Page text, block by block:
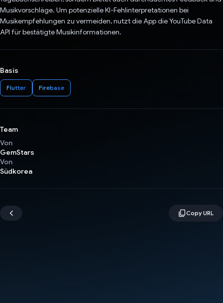
Musikvorschläge. Um potenzielle KI-Fehlinterpretationen bei
Musikempfehlungen zu vermeiden, nutzt die App die YouTube Data
API für bestätigte Musikinformationen.
Basis
Flutter Firebase
Team
Von
GemStars
Von
Südkorea